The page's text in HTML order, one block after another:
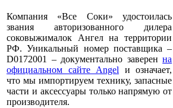
Компания «Все Соки» удостоилась
звания авторизованного дилера
соковыжималок Ангел на территории
РФ. Уникальный номер поставщика –
D0172001 – документально заверенна
официальном сайте Angel и означает,
что мы импортируем технику, запасные
части и аксессуары только напрямую от
производителя.